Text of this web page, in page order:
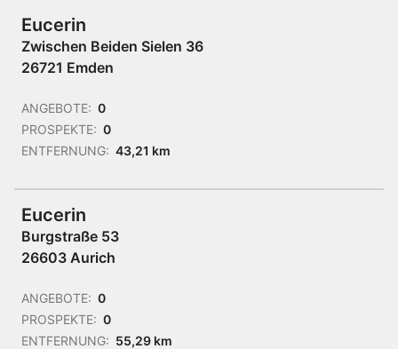
Eucerin
Zwischen Beiden Sielen 36
26721 Emden
ANGEBOTE: 0
PROSPEKTE: 0
ENTFERNUNG: 43,21 km
Eucerin
Burgstraße 53
26603 Aurich
ANGEBOTE: 0
PROSPEKTE: 0
ENTFERNUNG: 55,29 km